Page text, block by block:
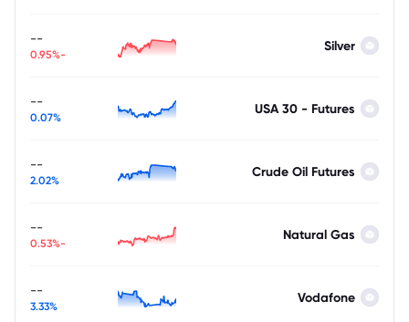
Silver
--
-0.95%
USA 30 - Futures
--
0.07%
Crude Oil Futures
--
2.02%
Natural Gas
--
-0.53%
Vodafone
--
3.33%